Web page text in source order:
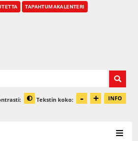
TAPAHTUMAKALENTERI
Muuta kontrastia
Tekstin koko: - + INFO